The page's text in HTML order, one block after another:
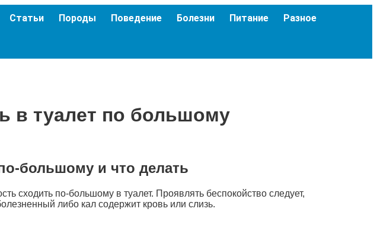
Статьи Породы Поведение Болезни Питание Разное
в туалет по большому
большому и что делать
сходить по-большому в туалет. Проявлять беспокойство следует,
либо кал содержит кровь или слизь.